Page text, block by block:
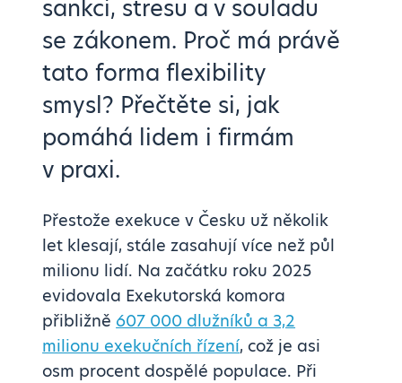
sankcí, stresu a v souladu
se zákonem. Proč má právě
tato forma flexibility
smysl? Přečtěte si, jak
pomáhá lidem i firmám
v praxi.
Přestože exekuce v Česku už několik
let klesají, stále zasahují více než půl
milionu lidí. Na začátku roku 2025
evidovala Exekutorská komora
přibližně 607 000 dlužníků a 3,2
milionu exekučních řízení, což je asi
osm procent dospělé populace. Při